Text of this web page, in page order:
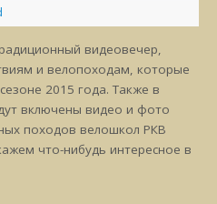
видеовечер,
и велопоходам, которые
2015 года. Также в
включены видео и фото
походов велошкол РКВ
что-нибудь интересное в